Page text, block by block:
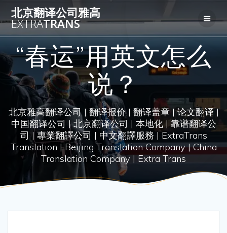
content
北京翻译公司雅高
EXTRATRANS
“春运”用英文怎么
说？
北京雅高翻译公司 | 翻译报价 | 翻译盖章 | 论文翻译 |
中国翻译公司 | 北京翻译公司 | 本地化 | 靠谱翻译公
司 | 專業翻譯公司 | 中文翻譯服務 | ExtraTrans
Translation | Beijing Translation Company | China
Translation Company | Extra Trans